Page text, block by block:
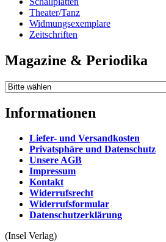
Theater/Tanz
Widmungsexemplare
Zeitschriften
Magazine & Periodika
Informationen
Liefer- und Versandkosten
Privatsphäre und Datenschutz
Unsere AGB
Impressum
Kontakt
Widerrufsrecht
Widerrufsformular
Datenschutzerklärung
(Insel Verlag)